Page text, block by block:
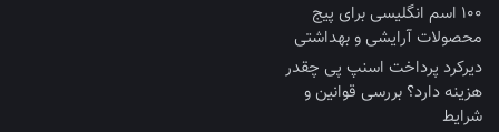
100 اسم انگلیسی برای پیج
محصولات آرایشی و بهداشتی
دیرکرد پرداخت اسنپ پی چقدر
هزینه دارد؟ بررسی قوانین و
شرایط